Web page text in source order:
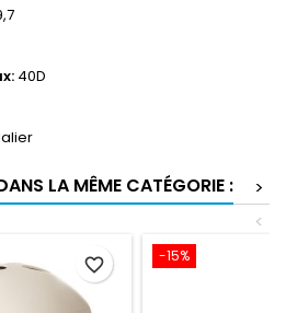
40D
LA MÊME CATÉGORIE :
>
<
favorite_border -15%